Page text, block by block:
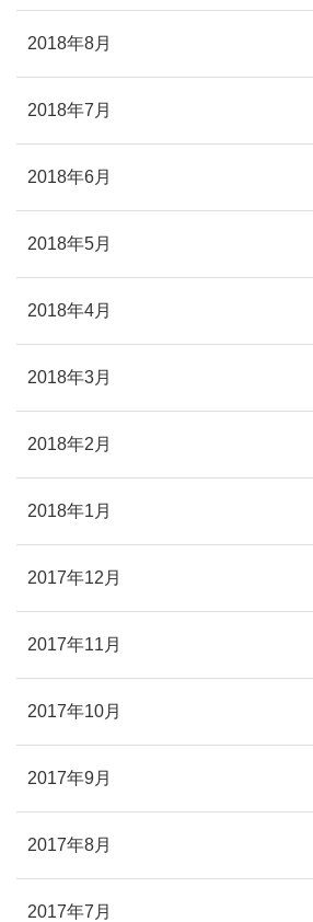
2018年8月
2018年7月
2018年6月
2018年5月
2018年4月
2018年3月
2018年2月
2018年1月
2017年12月
2017年11月
2017年10月
2017年9月
2017年8月
2017年7月